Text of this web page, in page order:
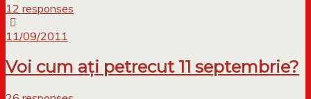
12 responses
11/09/2011
Voi cum ați petrecut 11 septembrie?